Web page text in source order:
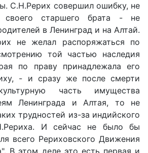
С.Н.Рерих совершил ошибку, не
своего старшего брата - не
в Ленинград и на Алтай.
не желал распоряжаться по
той частью наследия
по праву принадлежала его
- и сразу же после смерти
часть имущества
Ленинграда и Алтая, то не
трудностей из-за индийского
И сейчас не было бы
всего Рериховского Движения
В этом деле это есть первая и